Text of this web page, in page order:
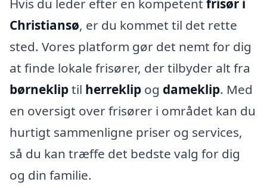
Christiansø, er du kommet til det rette
sted. Vores platform gør det nemt for dig
at finde lokale frisører, der tilbyder alt fra
børnekliptil herreklip og dameklip. Med
en oversigt over frisører i området kan du
hurtigt sammenligne priser og services,
så du kan træffe det bedste valg for dig
og din familie.